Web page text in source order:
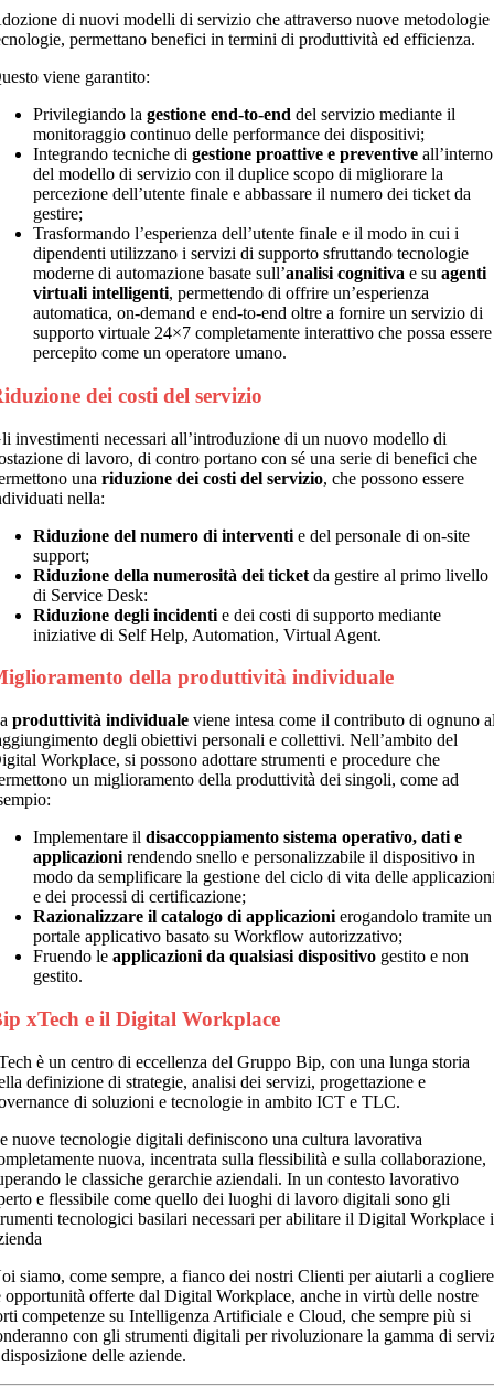
di nuovi modelli di servizio che attraverso nuove metodologie
permettano benefici in termini di produttività ed efficienza.
viene garantito:
Privilegiando lagestione end-to-end del servizio mediante il
monitoraggio continuo delle performance dei dispositivi;
Integrando tecniche digestione proattive e preventive all’interno
del modello di servizio con il duplice scopo di migliorare la
percezione dell’utente finale e abbassare il numero dei ticket da
gestire;
Trasformando l’esperienza dell’utente finale e il modo in cui i
dipendenti utilizzano i servizi di supporto sfruttando tecnologie
moderne di automazione basate sull’analisi cognitiva e suagenti
virtuali intelligenti, permettendo di offrire un’esperienza
automatica, on-demand e end-to-end oltre a fornire un servizio di
supporto virtuale 24×7 completamente interattivo che possa essere
percepito come un operatore umano.
dei costi del servizio
investimenti necessari all’introduzione di un nuovo modello di
di lavoro, di contro portano con sé una serie di benefici che
unariduzione dei costi del servizio, che possono essere
nella:
Riduzione del numero di interventi e del personale di on-site
support;
Riduzione della numerosità dei ticket da gestire al primo livello
di Service Desk:
Riduzione degli incidenti e dei costi di supporto mediante
iniziative di Self Help, Automation, Virtual Agent.
della produttività individuale
produttività individuale viene intesa come il contributo di ognuno
degli obiettivi personali e collettivi. Nell’ambito del
Workplace, si possono adottare strumenti e procedure che
un miglioramento della produttività dei singoli, come ad
Implementare ildisaccoppiamento sistema operativo, dati e
applicazioni rendendo snello e personalizzabile il dispositivo in
modo da semplificare la gestione del ciclo di vita delle
e dei processi di certificazione;
Razionalizzare il catalogo di applicazionierogandolo tramite un
portale applicativo basato su Workflow autorizzativo;
Fruendo leapplicazioni da qualsiasi dispositivo gestito e non
gestito.
xTech e il Digital Workplace
è un centro di eccellenza del Gruppo Bip, con una lunga storia
definizione di strategie, analisi dei servizi, progettazione e
di soluzioni e tecnologie in ambito ICT e TLC.
nuove tecnologie digitali definiscono una cultura lavorativa
nuova, incentrata sulla flessibilità e sulla collaborazione,
le classiche gerarchie aziendali. In un contesto lavorativo
e flessibile come quello dei luoghi di lavoro digitali sono gli
tecnologici basilari necessari per abilitare il Digital Workplace
siamo, come sempre, a fianco dei nostri Clienti per aiutarli a cogliere
opportunità offerte dal Digital Workplace, anche in virtù delle nostre
competenze su Intelligenza Artificiale e Cloud, che sempre più si
con gli strumenti digitali per rivoluzionare la gamma di
delle aziende.